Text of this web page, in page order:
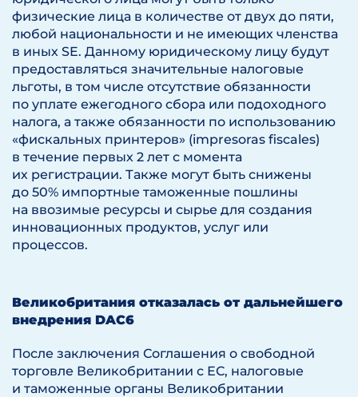
физические лица в количестве от двух до пяти,
любой национальности и не имеющих членства
в иных SE. Данному юридическому лицу будут
предоставляться значительные налоговые
льготы, в том числе отсутствие обязанности
по уплате ежегодного сбора или подоходного
налога, а также обязанности по использованию
«фискальных принтеров» (impresoras fiscales)
в течение первых 2 лет с момента
их регистрации. Также могут быть снижены
до 50% импортные таможенные пошлины
на ввозимые ресурсы и сырье для создания
инновационных продуктов, услуг или
процессов.
Великобритания отказалась от дальнейшего
внедрения DAC6
После заключения Соглашения о свободной
торговле Великобритании с ЕС, налоговые
и таможенные органы Великобритании